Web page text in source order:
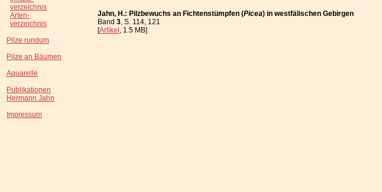
verzeichnis
Arten-
verzeichnis
Pilze rundum
Pilze an Bäumen
Aquarelle
Publikationen
Hermann Jahn
Impressum
Jahn, H.: Pilzbewuchs an Fichtenstümpfen (Picea) in westfälischen Gebirgen
Band 3, S. 114, 121
[Artikel, 1.5 MB]